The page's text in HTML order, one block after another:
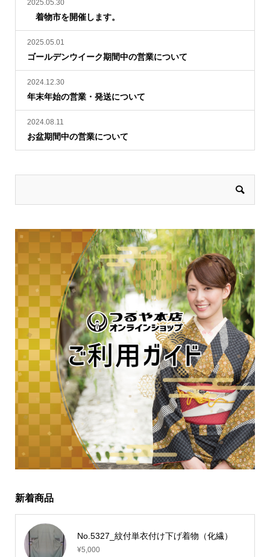
2025.05.30
着物市を開催します。
2025.05.01
ゴールデンウイーク期間中の営業について
2024.12.30
年末年始の営業・発送について
2024.08.11
お盆期間中の営業について
新着商品
No.5327_紋付単衣付け下げ着物（化繊）
¥5,000